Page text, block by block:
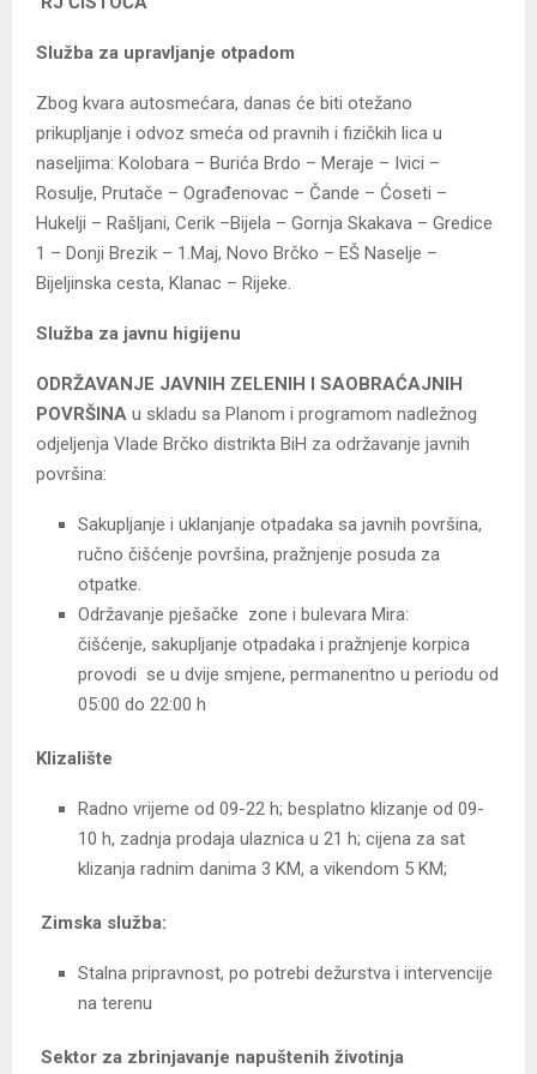
Služba za upravljanje otpadom
Zbog kvara autosmećara, danas će biti otežano
prikupljanje i odvoz smeća od pravnih i fizičkih lica u
naseljima: Kolobara – Burića Brdo – Meraje – Ivici –
Rosulje, Prutače – Ograđenovac – Čande – Ćoseti –
Hukelji – Rašljani, Cerik –Bijela – Gornja Skakava – Gredice
1 – Donji Brezik – 1.Maj, Novo Brčko – EŠ Naselje –
Bijeljinska cesta, Klanac – Rijeke.
Služba za javnu higijenu
ODRŽAVANJE JAVNIH ZELENIH I SAOBRAĆAJNIH
POVRŠINA u skladu sa Planom i programom nadležnog
odjeljenja Vlade Brčko distrikta BiH za održavanje javnih
površina:
Sakupljanje i uklanjanje otpadaka sa javnih površina,
ručno čišćenje površina, pražnjenje posuda za
otpatke.
Održavanje pješačke zone i bulevara Mira:
čišćenje, sakupljanje otpadaka i pražnjenje korpica
provodi se u dvije smjene, permanentno u periodu od
05:00 do 22:00 h
Klizalište
Radno vrijeme od 09-22 h; besplatno klizanje od 09-
10 h, zadnja prodaja ulaznica u 21 h; cijena za sat
klizanja radnim danima 3 KM, a vikendom 5 KM;
Zimska služba:
Stalna pripravnost, po potrebi dežurstva i intervencije
na terenu
Sektor za zbrinjavanje napuštenih životinja